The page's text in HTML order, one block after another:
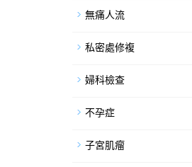
無痛人流
私密處修複
婦科檢查
不孕症
子宮肌瘤